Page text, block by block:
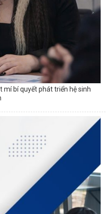
mí bí quyết phát triển hệ sinh